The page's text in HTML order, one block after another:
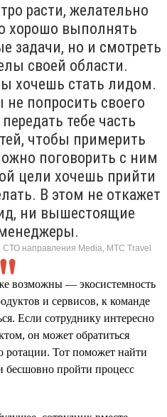
расти, желательно
хорошо выполнять
задачи, но и смотреть
своей области.
хочешь стать лидом.
попросить своего
тебе часть
чтобы примерить
поговорить с ним
цели хочешь прийти
В этом не откажет
ни вышестоящие
СТО направления Media, МТС Travel
возможны — экосистемность
и сервисов, к команде
Если сотруднику интересно
он может обратиться
ротации. Тот поможет найти
пройти процесс